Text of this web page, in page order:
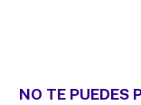
NO TE PUEDES